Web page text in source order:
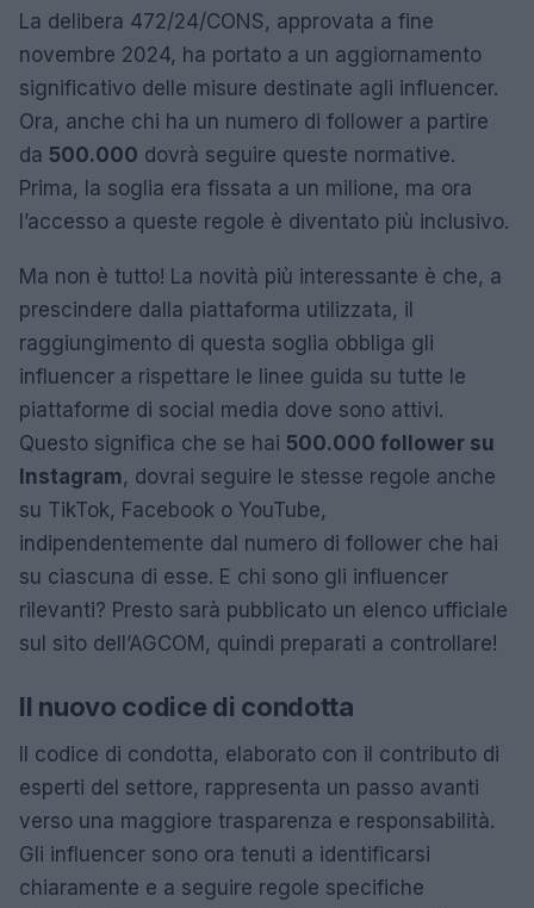
La delibera 472/24/CONS, approvata a fine
novembre 2024, ha portato a un aggiornamento
significativo delle misure destinate agli influencer.
Ora, anche chi ha un numero di follower a partire
da 500.000 dovrà seguire queste normative.
Prima, la soglia era fissata a un milione, ma ora
l’accesso a queste regole è diventato più inclusivo.
Ma non è tutto! La novità più interessante è che, a
prescindere dalla piattaforma utilizzata, il
raggiungimento di questa soglia obbliga gli
influencer a rispettare le linee guida su tutte le
piattaforme di social media dove sono attivi.
Questo significa che se hai 500.000 follower su
Instagram, dovrai seguire le stesse regole anche
su TikTok, Facebook o YouTube,
indipendentemente dal numero di follower che hai
su ciascuna di esse. E chi sono gli influencer
rilevanti? Presto sarà pubblicato un elenco ufficiale
sul sito dell’AGCOM, quindi preparati a controllare!
Il nuovo codice di condotta
Il codice di condotta, elaborato con il contributo di
esperti del settore, rappresenta un passo avanti
verso una maggiore trasparenza e responsabilità.
Gli influencer sono ora tenuti a identificarsi
chiaramente e a seguire regole specifiche